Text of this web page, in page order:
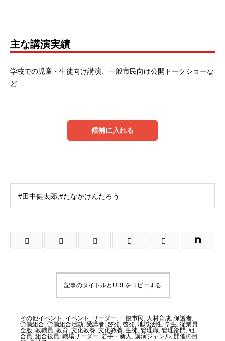
主な講演実績
学校での児童・生徒向け講演、一般市民向け公開トークショーな
ど
候補に入れる
#田中健太郎,#たなかけんたろう
記事のタイトルとURLをコピーする
その他イベント , イベント , リーダー, 一般市民, 人材育成, 保護者,
労働組合, 労働組合活動, 受講者, 啓発, 啓発, 地域活性, 学生, 従業員
全般, 教職員, 教育, 文化教養, 文化教養, 生徒, 管理職, 管理部門 , 組
合員, 組合役員, 職場リーダー, 若手・新人 , 講演ジャンル, 開催の目